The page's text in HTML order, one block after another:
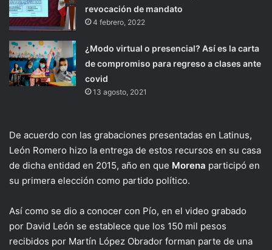
revocación de mandato
4 febrero, 2022
¿Modo virtual o presencial? Así es la carta
de compromiso para regreso a clases ante
covid
13 agosto, 2021
De acuerdo con las grabaciones presentadas en Latinus,
León Romero hizo la entrega de estos recursos en su casa
de dicha entidad en 2015, año en que Morena participó en
su primera elección como partido político.
Así como se dio a conocer con Pío, en el video grabado
por David León se establece que los 150 mil pesos
recibidos por Martín López Obrador forman parte de una